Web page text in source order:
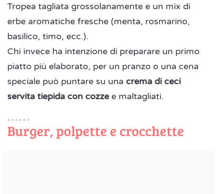
Tropea tagliata grossolanamente e un mix di
erbe aromatiche fresche (menta, rosmarino,
basilico, timo, ecc.).
Chi invece ha intenzione di preparare un primo
piatto più elaborato, per un pranzo o una cena
speciale può puntare su una crema di ceci
servita tiepida con cozzee maltagliati.
Burger, polpette e crocchette